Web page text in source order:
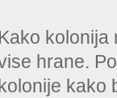
Kako kolonija
hrane.
kako